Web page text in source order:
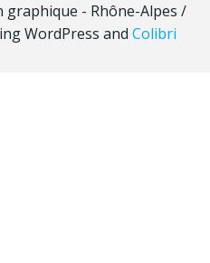
- Rhône-Alpes /
WordPress and Colibri